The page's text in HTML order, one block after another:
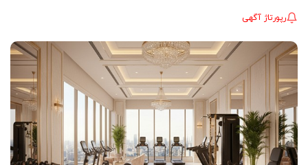
رپورتاژ آگهی